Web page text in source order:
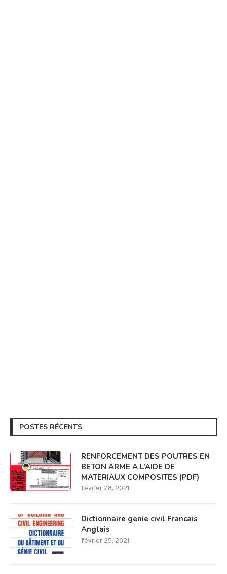
POSTES RÉCENTS
RENFORCEMENT DES POUTRES EN
BETON ARME A L’AIDE DE
MATERIAUX COMPOSITES (PDF)
février 28, 2021
Dictionnaire genie civil Francais
Anglais
février 25, 2021